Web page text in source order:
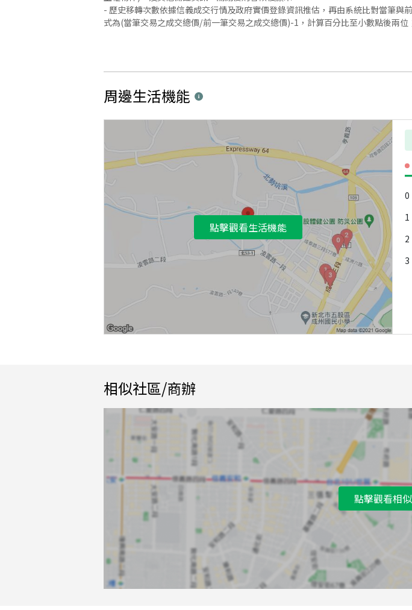
- 歷史移轉次數依據信義成交行情及政府實價登錄資訊推估，再由系統比對當筆
式為(當筆交易之成交總價/前一筆交易之成交總價)-1，計算百分比至小數點後兩位
周邊生活機能
點擊觀看生活機能
0
1
2
3
相似社區/商辦
點擊觀看相